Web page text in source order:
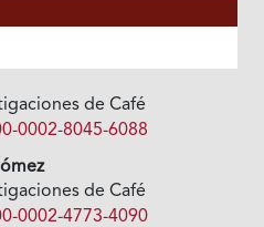
de Café
0002-8045-6088
de Café
0002-4773-4090